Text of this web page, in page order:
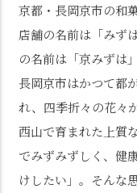
京都・長岡京市の和
店舗の名前は「みず
の名前は「京みずは
長岡京市はかつて都
れ、四季折々の花々
西山で育まれた上質
でみずみずしく、健
けしたい」。そんな